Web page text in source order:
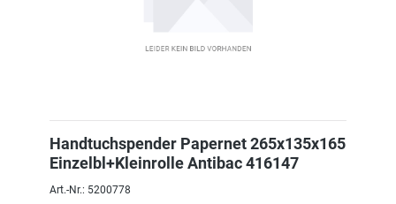
Handtuchspender Papernet 265x135x165
Einzelbl+Kleinrolle Antibac 416147
Art.-Nr.: 5200778